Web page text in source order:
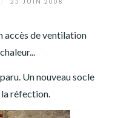
accès de ventilation
Un nouveau socle
réfection.